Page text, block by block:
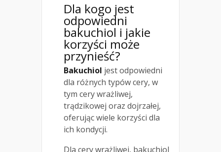
Dla kogo jest
odpowiedni
bakuchiol i jakie
korzyści może
przynieść?
Bakuchiol jest odpowiedni
dla różnych typów cery, w
tym cery wrażliwej,
trądzikowej oraz dojrzałej,
oferując wiele korzyści dla
ich kondycji.
Dla cery wrażliwej, bakuchiol